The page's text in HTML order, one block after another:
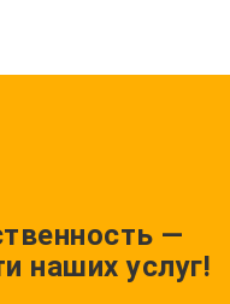
—
наших услуг!